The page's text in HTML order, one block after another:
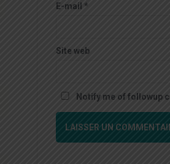
E-mail *
Site web
Notify me of followup